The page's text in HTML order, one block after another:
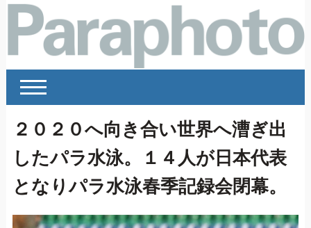
２０２０へ向き合い世界へ漕ぎ出
したパラ水泳。１４人が日本代表
となりパラ水泳春季記録会閉幕。